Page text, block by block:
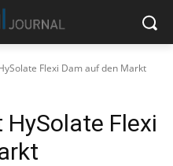
Flexi Dam auf den Markt
HySolate Flexi